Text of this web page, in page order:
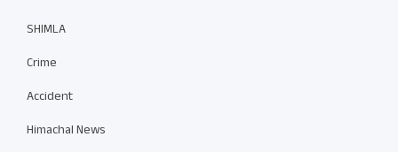
SHIMLA
Crime
Accident
Himachal News